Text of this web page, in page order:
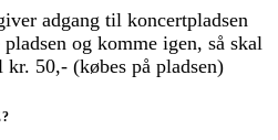
adgang til koncertpladsen
og komme igen, så skal
50,- (købes på pladsen)